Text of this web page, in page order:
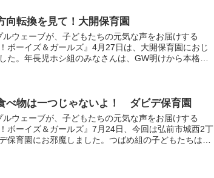
向転換を見て！大開保育園
ルウェーブが、子どもたちの元気な声をお届けする
！ボーイズ＆ガールズ』4月27日は、大開保育園におじ
た。年長児ホシ組のみなさんは、GW明けから本格的
べ物は一つじゃないよ！ ダビデ保育園
ルウェーブが、子どもたちの元気な声をお届けする
！ボーイズ＆ガールズ』7月24日、今回は弘前市城西2丁
保育園にお邪魔しました。つばめ組の子どもたちは好